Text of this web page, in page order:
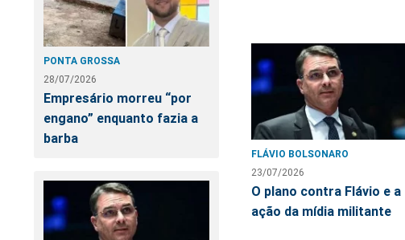
PONTA GROSSA
28/07/2026
Empresário morreu “por
engano” enquanto fazia a
barba
FLÁVIO BOLSONARO
23/07/2026
O plano contra Flávio e a
ação da mídia militante